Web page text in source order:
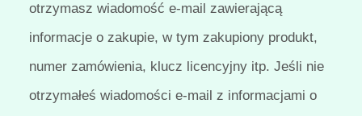
otrzymasz wiadomość e-mail zawierającą
informacje o zakupie, w tym zakupiony produkt,
numer zamówienia, klucz licencyjny itp. Jeśli nie
otrzymałeś wiadomości e-mail z informacjami o